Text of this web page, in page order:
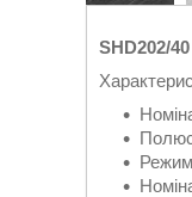
SHD202/